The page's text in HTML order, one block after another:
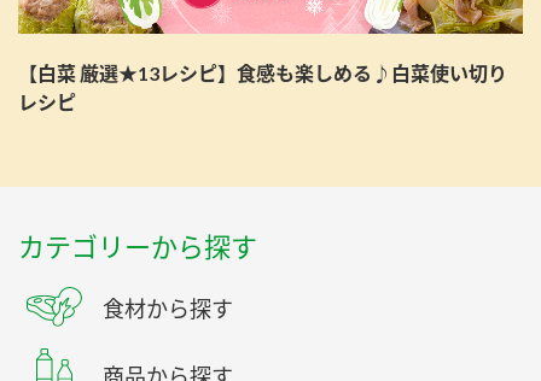
【白菜 厳選★13レシピ】食感も楽しめる♪白菜使い切り
レシピ
カテゴリーから探す
食材から探す